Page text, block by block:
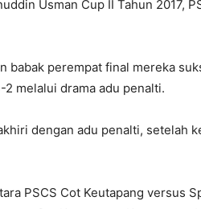
Usman Cup II Tahun 2017,
babak perempat final mereka
melalui drama adu penalti.
dengan adu penalti, setelah
PSCS Cot Keutapang versus